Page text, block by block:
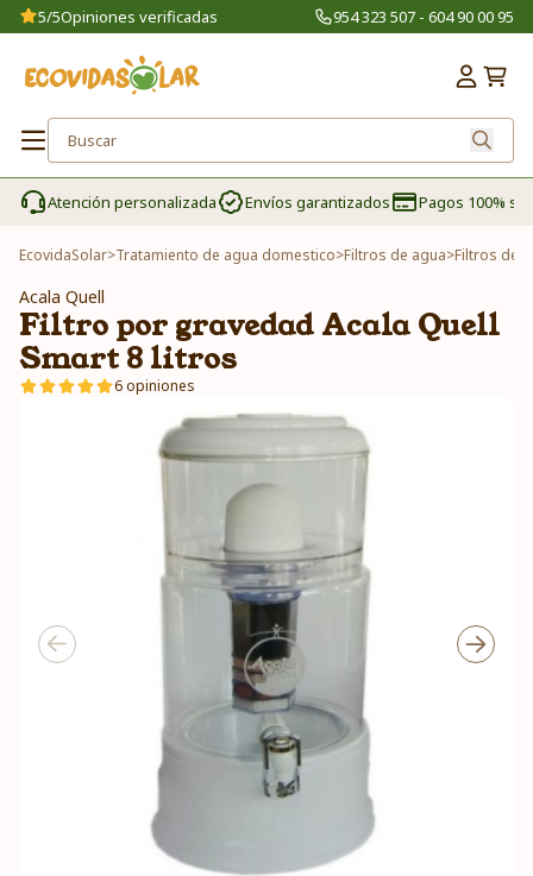
5/5Opiniones verificadas 954 323 507 - 604 90 00 95
Atención personalizada Envíos garantizados Pagos 100%
EcovidaSolar>Tratamiento de agua domestico>Filtros de agua>Filtros de
Acala Quell
Filtro por gravedad Acala Quell
Smart 8 litros
6 opiniones